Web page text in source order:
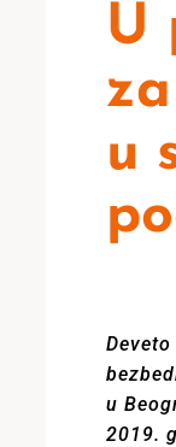
U
u
u
2019.